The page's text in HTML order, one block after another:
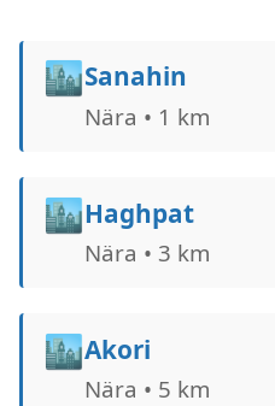
🏙️Sanahin
Nära • 1 km
🏙️Haghpat
Nära • 3 km
🏙️Akori
Nära • 5 km